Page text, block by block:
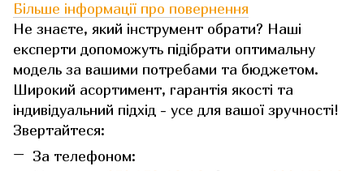
Більше інформації про повернення
Не знаєте, який інструмент обрати? Наші
експерти допоможуть підібрати оптимальну
модель за вашими потребами та бюджетом.
Широкий асортимент, гарантія якості та
індивідуальний підхід - усе для вашої зручності!
Звертайтеся:
За телефоном: